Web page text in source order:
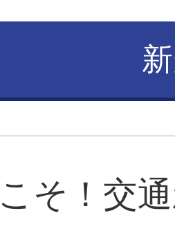
そ！交